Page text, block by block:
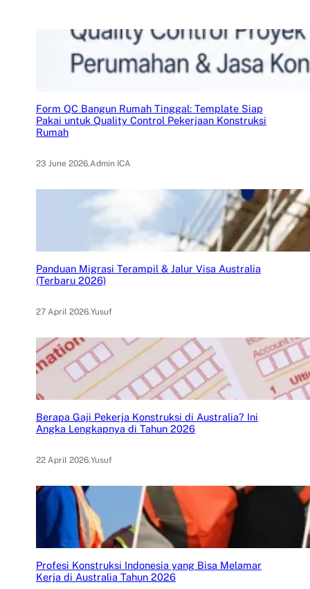
Form QC Bangun Rumah Tinggal: Template Siap
Pakai untuk Quality Control Pekerjaan Konstruksi
Rumah
23 June 2026.Admin ICA
Panduan Migrasi Terampil & Jalur Visa Australia
(Terbaru 2026)
27 April 2026.Yusuf
Berapa Gaji Pekerja Konstruksi di Australia? Ini
Angka Lengkapnya di Tahun 2026
22 April 2026.Yusuf
Profesi Konstruksi Indonesia yang Bisa Melamar
Kerja di Australia Tahun 2026